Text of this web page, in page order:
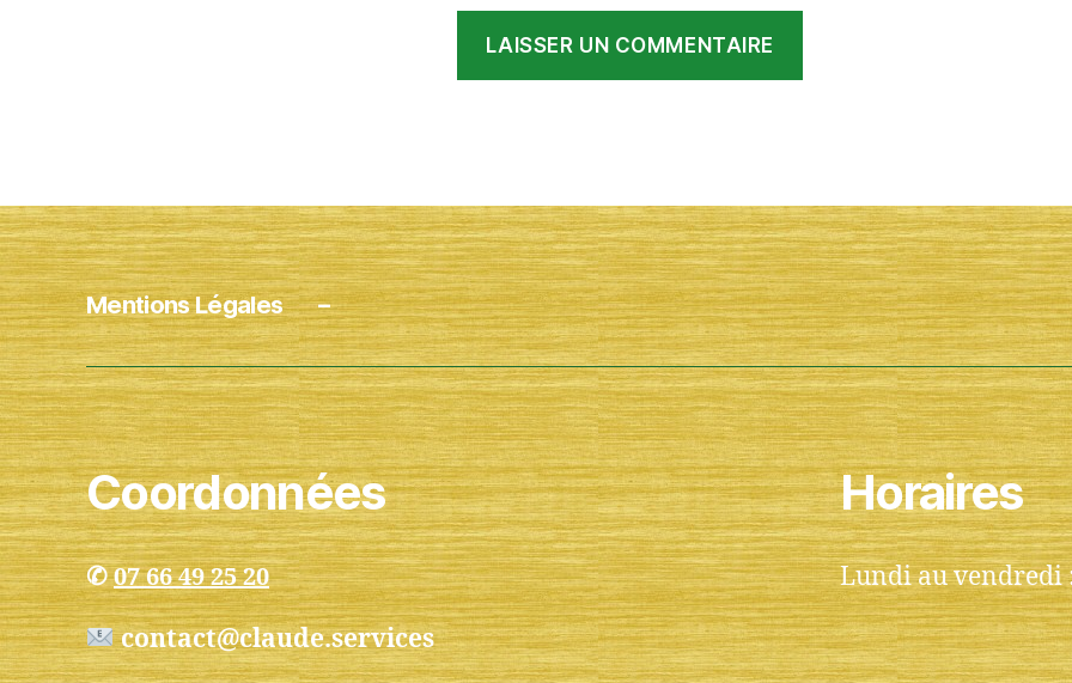
Mentions Légales –
Coordonnées
✆07 66 49 25 20
contact@claude.services
Horaires
Lundi au vendredi